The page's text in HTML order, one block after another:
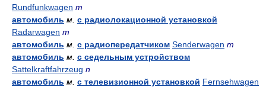
Rundfunkwagen m
автомобиль м. с радиолокационной установкой
Radarwagen m
автомобиль м. с радиопередатчиком Senderwagen m
автомобиль м. с седельным устройством
Sattelkraftfahrzeug n
автомобиль м. с телевизионной установкой Fernsehwagen